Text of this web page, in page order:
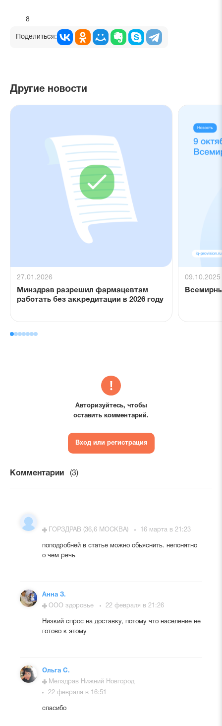
8
Поделиться:
Другие новости
27.01.2026
Минздрав разрешил фармацевтам
работать без аккредитации в 2026 году
09.10.2025
Авторизуйтесь, чтобы
оставить комментарий.
Вход или регистрация
Комментарии (3)
ГОРЗДРАВ (36,6 МОСКВА) 16 марта в 21:23
поподробней в статье можно обьяснить. непонятно
о чем речь
Анна З.
ООО здоровье
22 февраля в 21:26
Низкий спрос на доставку, потому что население не
готово к этому
Ольга С.
Мелздрав Нижний Новгород
22 февраля в 16:51
спасибо